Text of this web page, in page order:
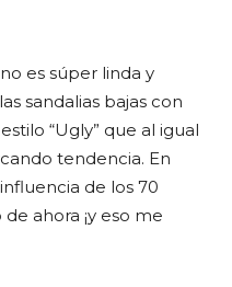
es súper linda y
sandalias bajas con
“Ugly” que al igual
tendencia. En
de los 70
ahora ¡y eso me